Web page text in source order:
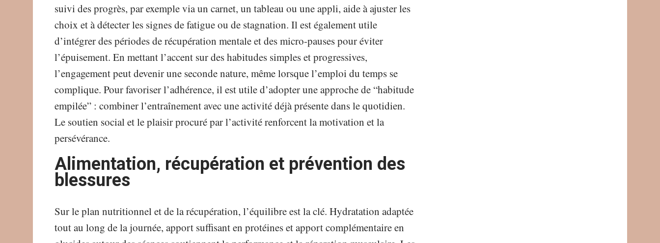
suivi des progrès, par exemple via un carnet, un tableau ou une appli, aide à ajuster les
choix et à détecter les signes de fatigue ou de stagnation. Il est également utile
d’intégrer des périodes de récupération mentale et des micro-pauses pour éviter
l’épuisement. En mettant l’accent sur des habitudes simples et progressives,
l’engagement peut devenir une seconde nature, même lorsque l’emploi du temps se
complique. Pour favoriser l’adhérence, il est utile d’adopter une approche de “habitude
empilée” : combiner l’entraînement avec une activité déjà présente dans le quotidien.
Le soutien social et le plaisir procuré par l’activité renforcent la motivation et la
persévérance.
Alimentation, récupération et prévention des
blessures
Sur le plan nutritionnel et de la récupération, l’équilibre est la clé. Hydratation adaptée
tout au long de la journée, apport suffisant en protéines et apport complémentaire en